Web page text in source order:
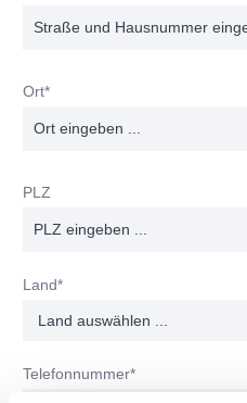
Ort*
PLZ
Land*
Telefonnummer*